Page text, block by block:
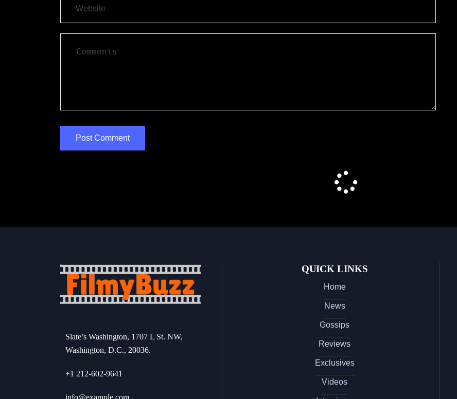
Slate’s Washington, 1707 L St. NW,
Washington, D.C., 20036.
+1 212-602-9641
QUICK LINKS
Home
News
Gossips
Reviews
Exclusives
Videos